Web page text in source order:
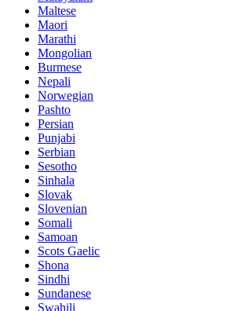
Maltese
Maori
Marathi
Mongolian
Burmese
Nepali
Norwegian
Pashto
Persian
Punjabi
Serbian
Sesotho
Sinhala
Slovak
Slovenian
Somali
Samoan
Scots Gaelic
Shona
Sindhi
Sundanese
Swahili